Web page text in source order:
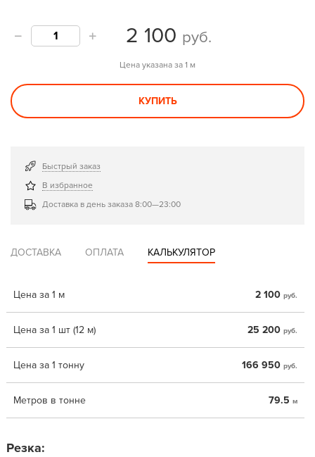
2 100 руб.
Цена указана за 1 м
КУПИТЬ
Быстрый заказ
В избранное
Доставка в день заказа 8:00—23:00
ДОСТАВКА ОПЛАТА КАЛЬКУЛЯТОР
Цена за 1 м 2 100 руб.
Цена за 1 шт (12 м) 25 200 руб.
Цена за 1 тонну 166 950 руб.
Метров в тонне 79.5 м
Резка: